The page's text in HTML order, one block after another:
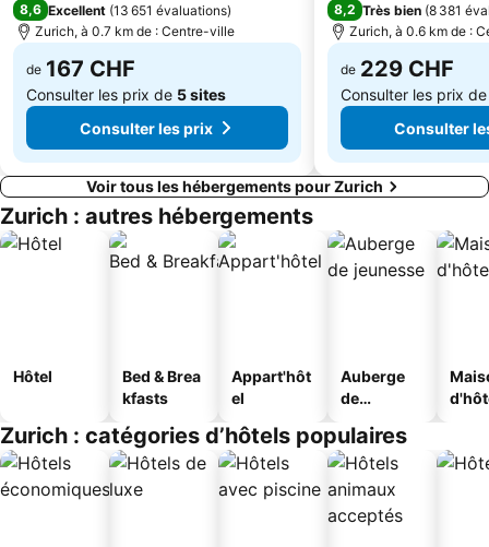
Leimbach
MCH Foire de Zurich
Old town of Aarau
Niederdorf und Oberdorf
8,6 Excellent (13 651 évaluations)
Zurich, à 0.7 km de : Centre-ville
de 167 CHF
Consulter les prix de 5 sites
Consulter les prix
8,2 Très bien (8 381
Zurich, à 0.6 km de :
de 229 CHF
Consulter les prix
Consulter
Voir tous les hébergements pour Zurich
Zurich : autres hébergements
Hôtel
Bed & Brea
kfasts
Appart'hôt
el
Auberge
de
Zurich : catégories d’hôtels populaires